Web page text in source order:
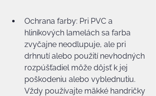
Ochrana farby: Pri PVC a
hliníkových lamelách sa farba
zvyčajne neodlupuje, ale pri
drhnutí alebo použití nevhodných
rozpúšťadiel môže dôjsť k jej
poškodeniu alebo vyblednutiu.
Vždy používajte mäkké handričky